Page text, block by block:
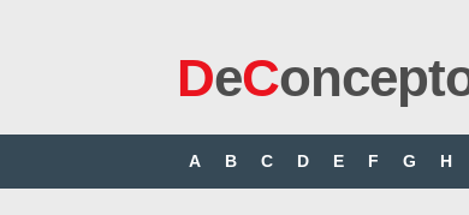
DeC
A B C D E F G H